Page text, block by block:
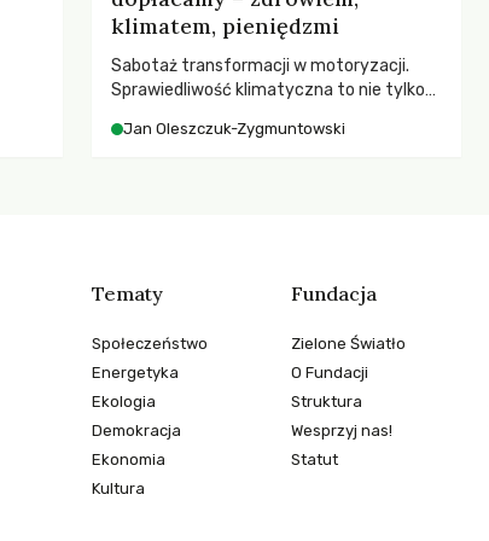
klimatem, pieniędzmi
Sabotaż transformacji w motoryzacji.
Sprawiedliwość klimatyczna to nie tylko
ponosi konsekwencje globalnego
Jan Oleszczuk-Zygmuntowski
Tematy
Społeczeństwo
Energetyka
Ekologia
Demokracja
Ekonomia
Kultura
Fundacja
Zielone Światło
O Fundacji
Struktura
Wesprzyj nas!
Statut